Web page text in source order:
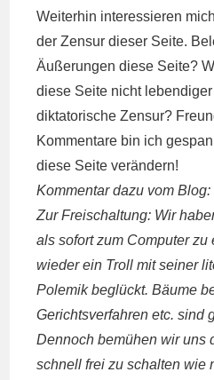
Weiterhin interessieren
der Zensur dieser Seite.
Äußerungen diese Seite?
diese Seite nicht
diktatorische Zensur?
Kommentare bin ich
diese Seite verändern!
Kommentar dazu vom Blog:
Zur Freischaltung: Wir
als sofort zum Computer
wieder ein Troll mit seiner
Polemik beglückt. Bäume
Gerichtsverfahren etc. sind
Dennoch bemühen wir uns
schnell frei zu schalten wie